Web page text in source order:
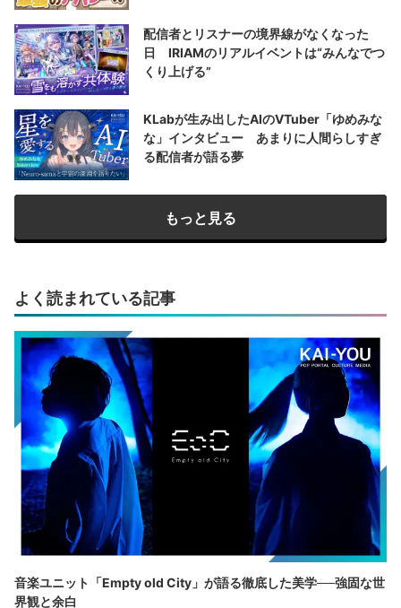
配信者とリスナーの境界線がなくなった
日 IRIAMのリアルイベントは“みんなでつ
くり上げる”
KLabが生み出したAIのVTuber「ゆめみな
な」インタビュー あまりに人間らしすぎ
る配信者が語る夢
もっと見る
よく読まれている記事
音楽ユニット「Empty old City」が語る徹底した美学──強固な世
界観と余白